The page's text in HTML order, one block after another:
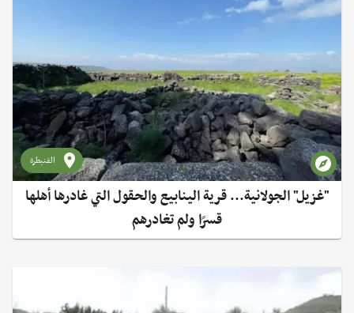
القنيطرة
"غزيل" الجولانية... قرية الينابيع والحقول التي غادرها أهلها
قسرًا ولم تغادرهم